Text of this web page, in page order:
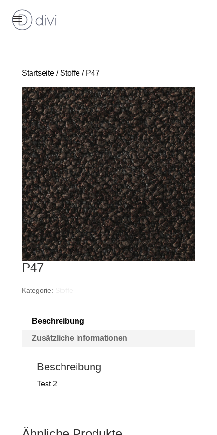
Startseite/ Stoffe/ P47
P47
Kategorie:
Beschreibung
Zusätzliche Informationen
Beschreibung
Test 2